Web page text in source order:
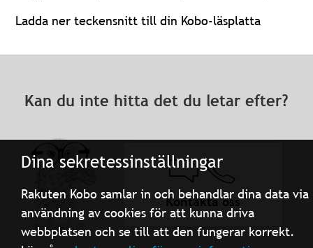
Dina sekretessinställningar
Rakuten Kobo samlar in och behandlar dina data via
användning av cookies för att kunna driva
webbplatsen och se till att den fungerar korrekt.
Ladda ner teckensnitt till din Kobo-läsplatta
Kan du inte hitta det du letar efter?
Kontakta oss